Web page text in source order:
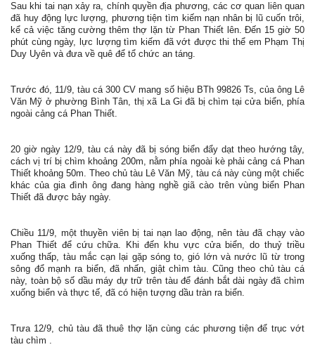
Sau khi tai nạn xảy ra, chính quyền địa phương, các cơ quan liên quan
đã huy động lực lượng, phương tiện tìm kiếm nạn nhân bị lũ cuốn trôi,
kể cả việc tăng cường thêm thợ lặn từ Phan Thiết lên. Đến 15 giờ 50
phút cùng ngày, lực lượng tìm kiếm đã vớt được thi thể em Phạm Thị
Duy Uyên và đưa về quê để tổ chức an táng.
Trước đó, 11/9, tàu cá 300 CV mang số hiệu BTh 99826 Ts, của ông Lê
Văn Mỹ ở phường Bình Tân, thị xã La Gi đã bị chìm tại cửa biển, phía
ngoài cảng cá Phan Thiết.
20 giờ ngày 12/9, tàu cá này đã bị sóng biển đẩy dạt theo hướng tây,
cách vị trí bị chìm khoảng 200m, nằm phía ngoài kè phải cảng cá Phan
Thiết khoảng 50m. Theo chủ tàu Lê Văn Mỹ, tàu cá này cùng một chiếc
khác của gia đình ông đang hàng nghề giã cào trên vùng biển Phan
Thiết đã được bảy ngày.
Chiều 11/9, một thuyền viên bị tai nạn lao động, nên tàu đã chạy vào
Phan Thiết để cứu chữa. Khi đến khu vực cửa biển, do thuỷ triều
xuống thấp, tàu mắc cạn lại gặp sóng to, gió lớn và nước lũ từ trong
sông đổ mạnh ra biển, đã nhấn, giật chìm tàu. Cũng theo chủ tàu cá
này, toàn bộ số dầu máy dự trữ trên tàu để đánh bắt dài ngày đã chìm
xuống biển và thực tế, đã có hiện tượng dầu tràn ra biển.
Trưa 12/9, chủ tàu đã thuê thợ lặn cùng các phương tiện để trục vớt
tàu chìm .